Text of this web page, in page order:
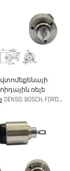
ռելե
BOSCH, FORD